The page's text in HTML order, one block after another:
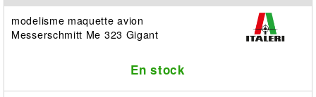
modelisme maquette avion
Messerschmitt Me 323 Gigant
En stock